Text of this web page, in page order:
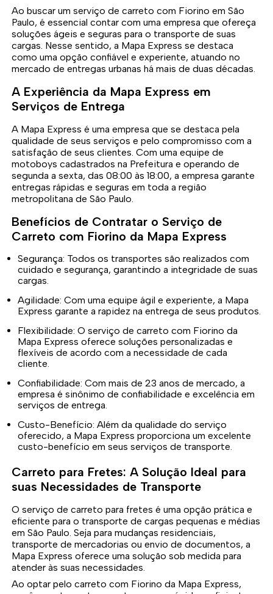
Ao buscar um serviço de carreto com Fiorino em São
Paulo, é essencial contar com uma empresa que ofereça
soluções ágeis e seguras para o transporte de suas
cargas. Nesse sentido, a Mapa Express se destaca
como uma opção confiável e experiente, atuando no
mercado de entregas urbanas há mais de duas décadas.
A Experiência da Mapa Express em
Serviços de Entrega
A Mapa Express é uma empresa que se destaca pela
qualidade de seus serviços e pelo compromisso com a
satisfação de seus clientes. Com uma equipe de
motoboys cadastrados na Prefeitura e operando de
segunda a sexta, das 08:00 às 18:00, a empresa garante
entregas rápidas e seguras em toda a região
metropolitana de São Paulo.
Benefícios de Contratar o Serviço de
Carreto com Fiorino da Mapa Express
Segurança: Todos os transportes são realizados com
cuidado e segurança, garantindo a integridade de suas
cargas.
Agilidade: Com uma equipe ágil e experiente, a Mapa
Express garante a rapidez na entrega de seus produtos.
Flexibilidade: O serviço de carreto com Fiorino da
Mapa Express oferece soluções personalizadas e
flexíveis de acordo com a necessidade de cada
cliente.
Confiabilidade: Com mais de 23 anos de mercado, a
empresa é sinônimo de confiabilidade e excelência em
serviços de entrega.
Custo-Benefício: Além da qualidade do serviço
oferecido, a Mapa Express proporciona um excelente
custo-benefício em seus serviços de transporte.
Carreto para Fretes: A Solução Ideal para
suas Necessidades de Transporte
O serviço de carreto para fretes é uma opção prática e
eficiente para o transporte de cargas pequenas e médias
em São Paulo. Seja para mudanças residenciais,
transporte de mercadorias ou envio de documentos, a
Mapa Express oferece uma solução sob medida para
atender às suas necessidades.
Ao optar pelo carreto com Fiorino da Mapa Express,